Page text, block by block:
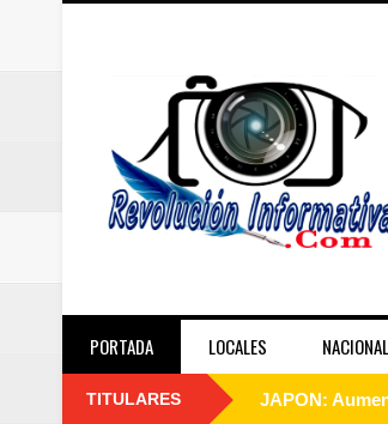
PORTADA LOCALES
TITULARES JAPON: